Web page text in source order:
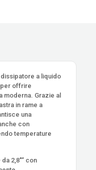
dissipatore a liquido
per offrire
moderna. Grazie al
in rame a
una
con
temperature
2,8″” con